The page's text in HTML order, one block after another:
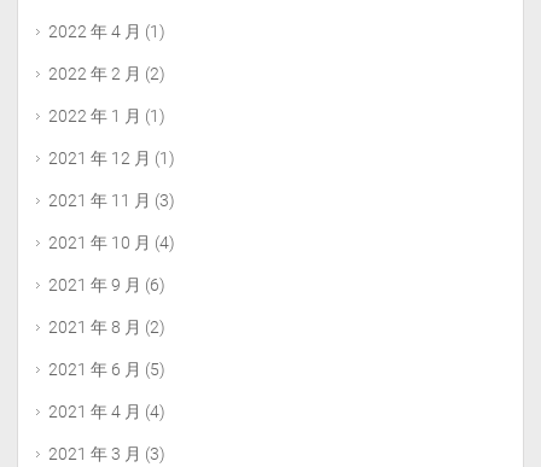
2022 年 4 月 (1)
2022 年 2 月 (2)
2022 年 1 月 (1)
2021 年 12 月 (1)
2021 年 11 月 (3)
2021 年 10 月 (4)
2021 年 9 月 (6)
2021 年 8 月 (2)
2021 年 6 月 (5)
2021 年 4 月 (4)
2021 年 3 月 (3)